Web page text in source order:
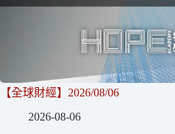
【全球財經】2026/08/06
2026-08-06